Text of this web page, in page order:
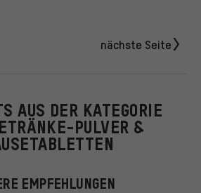
nächste Seite
AUS DER KATEGORIE
PULVER &
EMPFEHLUNGEN